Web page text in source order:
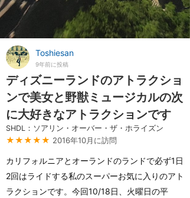
Toshiesan
9年前に投稿
ディズニーランドのアトラクショ
ンで美女と野獣ミュージカルの次
に大好きなアトラクションです
SHDL：ソアリン・オーバー・ザ・ホライズン
★★★★★ 2016年10月に訪問
カリフォルニアとオーランドのランドで必ず1日
2回はライドする私のスーパーお気に入りのアト
ラクションです。今回10/18日、火曜日の平